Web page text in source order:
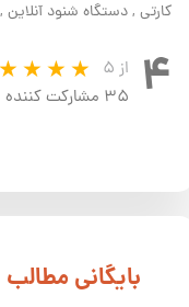
کارتی , دستگاه شنود آنلاین
۴ از ۵
۳۵ مشارکت کننده
​بایگانی مطالب